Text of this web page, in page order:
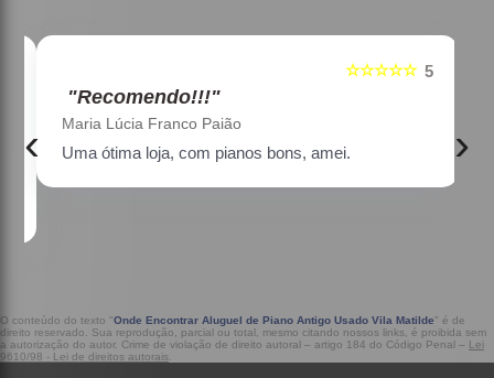
5
☆☆☆☆☆
"Recomendo!!!"
Maria Lúcia Franco Paião
Uma ótima loja, com pianos bons, amei.
‹ ›
O conteúdo do texto "Onde Encontrar Aluguel de Piano Antigo Usado Vila Matilde" é de
direito reservado. Sua reprodução, parcial ou total, mesmo citando nossos links, é proibida sem
a autorização do autor. Crime de violação de direito autoral – artigo 184 do Código Penal – Lei
9610/98 - Lei de direitos autorais